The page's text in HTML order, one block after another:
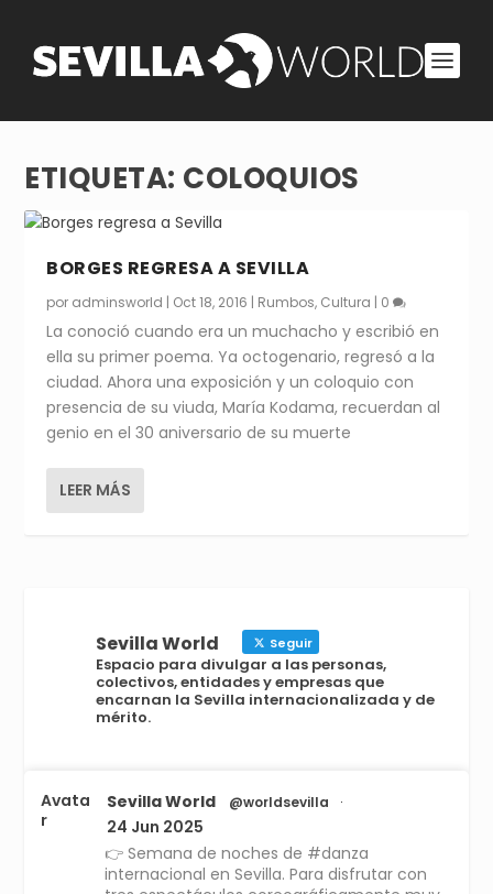
ETIQUETA: COLOQUIOS
BORGES REGRESA A SEVILLA
por adminsworld | Oct 18, 2016 | Rumbos, Cultura | 0
La conoció cuando era un muchacho y escribió en
ella su primer poema. Ya octogenario, regresó a la
ciudad. Ahora una exposición y un coloquio con
presencia de su viuda, María Kodama, recuerdan al
genio en el 30 aniversario de su muerte
LEER MÁS
Sevilla World Seguir
Espacio para divulgar a las personas,
colectivos, entidades y empresas que
encarnan la Sevilla internacionalizada y de
mérito.
Avata
r
Sevilla World @worldsevilla ·
24 Jun 2025
👉 Semana de noches de #danza
internacional en Sevilla. Para disfrutar con